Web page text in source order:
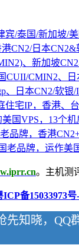
宾/泰国/新加坡/
港CN2/日本
、新加坡
CUII/CMIN2、
、日本CN2/软
住宅IP，香港、
美国VPS，13个
品牌，香港
老品牌，运作美
。主机测
ICP备15033973号
先知晓，QQ